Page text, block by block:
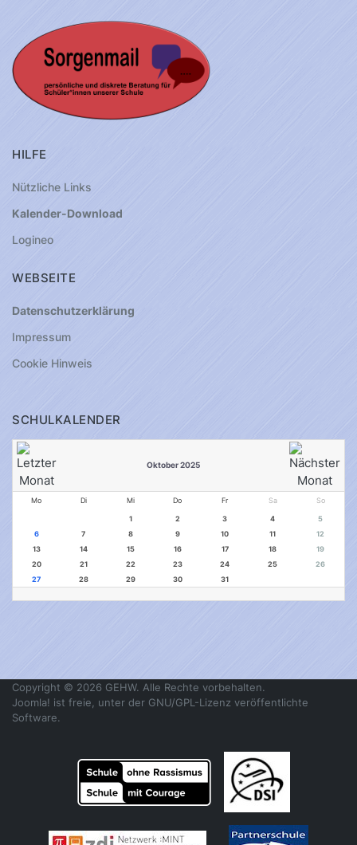
HILFE
Nützliche Links
Kalender-Download
Logineo
WEBSEITE
Datenschutzerklärung
Impressum
Cookie Hinweis
SCHULKALENDER
Oktober 2025
Mo Di Mi Do Fr Sa So
1 2 3 4
5
6
7 8 9 10 11
12
13
14 15 16 17 18
19
20
21 22 23 24 25
26
27
28 29 30 31
Copyright © 2026 GEHW. Alle Rechte vorbehalten.
Joomla! ist freie, unter der GNU/GPL-Lizenz veröffentlichte
Software.